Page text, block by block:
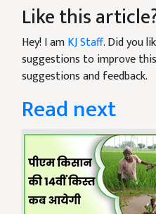
Like this
Hey! I amKJ Staff. Did you
suggestions to improve
suggestions and feedback.
Read next